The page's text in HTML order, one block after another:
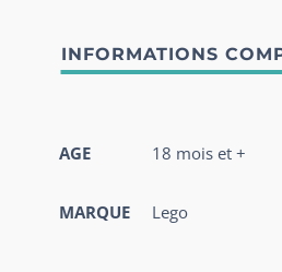
AGE 18 mois et +
MARQUE Lego